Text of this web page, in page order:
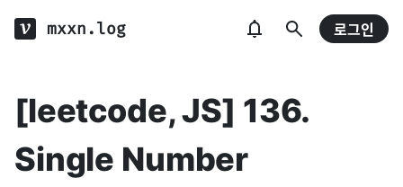
mxxn.log 로그인
[leetcode, JS] 136.
Single Number